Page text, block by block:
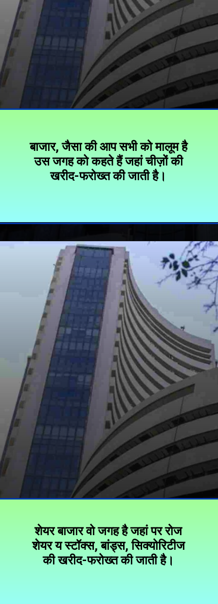
बाजार, जैसा की आप सभी को मालूम है
उस जगह को कहते हैं जहां चीज़ों की
खरीद-फरोख्त की जाती है।
शेयर बाजार वो जगह है जहां पर रोज
शेयर य स्टॉक्स, बांड्स, सिक्योरिटीज
की खरीद-फरोख्त की जाती है।